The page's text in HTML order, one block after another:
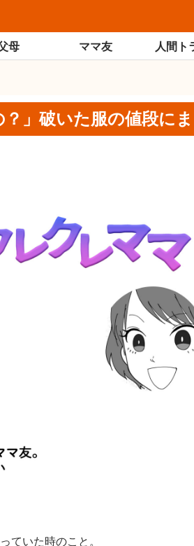
母 ママ友 人間ト
？」破いた服の値段に
ていた時のこと。